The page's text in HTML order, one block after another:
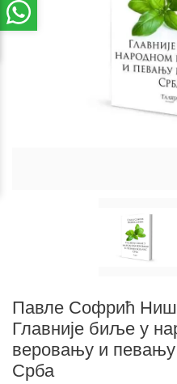
Павле Софрић
Главније биље у
веровању и
Срба